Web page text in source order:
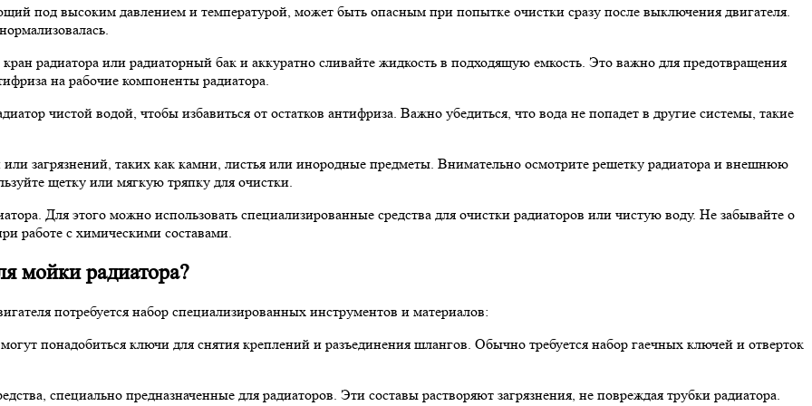
под высоким давлением и температурой, может быть опасным при попытке очистки сразу после выключения двигателя.
радиатора или радиаторный бак и аккуратно сливайте жидкость в подходящую емкость. Это важно для предотвращения
на рабочие компоненты радиатора.
чистой водой, чтобы избавиться от остатков антифриза. Важно убедиться, что вода не попадет в другие системы, такие
или загрязнений, таких как камни, листья или инородные предметы. Внимательно осмотрите решетку радиатора и внешнюю
щетку или мягкую тряпку для очистки.
Для этого можно использовать специализированные средства для очистки радиаторов или чистую воду. Не забывайте о
работе с химическими составами.
мойки радиатора?
потребуется набор специализированных инструментов и материалов:
понадобиться ключи для снятия креплений и разъединения шлангов. Обычно требуется набор гаечных ключей и отверток
специально предназначенные для радиаторов. Эти составы растворяют загрязнения, не повреждая трубки радиатора.